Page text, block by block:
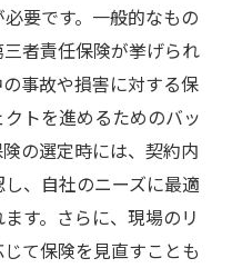
要です。一般的なもの
者責任保険が挙げられ
事故や損害に対する保
トを進めるためのバッ
の選定時には、契約内
、自社のニーズに最適
す。さらに、現場のリ
て保険を見直すことも